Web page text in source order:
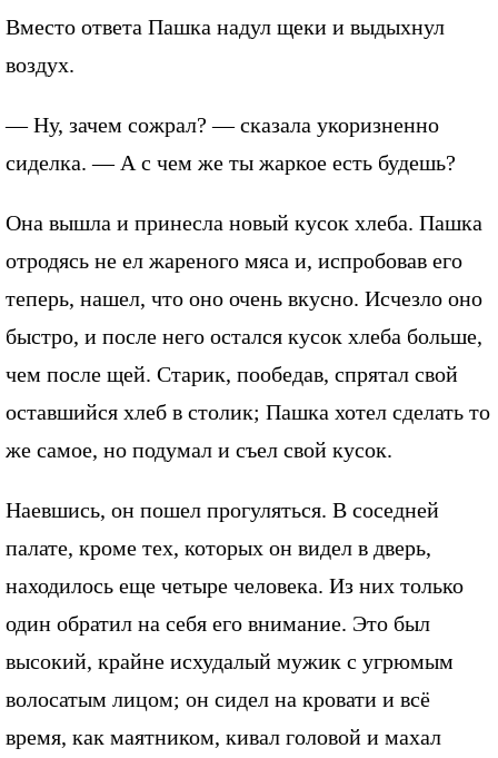
Вместо ответа Пашка надул щеки и выдыхнул
воздух.
— Ну, зачем сожрал? — сказала укоризненно
сиделка. — А с чем же ты жаркое есть будешь?
Она вышла и принесла новый кусок хлеба. Пашка
отродясь не ел жареного мяса и, испробовав его
теперь, нашел, что оно очень вкусно. Исчезло оно
быстро, и после него остался кусок хлеба больше,
чем после щей. Старик, пообедав, спрятал свой
оставшийся хлеб в столик; Пашка хотел сделать то
же самое, но подумал и съел свой кусок.
Наевшись, он пошел прогуляться. В соседней
палате, кроме тех, которых он видел в дверь,
находилось еще четыре человека. Из них только
один обратил на себя его внимание. Это был
высокий, крайне исхудалый мужик с угрюмым
волосатым лицом; он сидел на кровати и всё
время, как маятником, кивал головой и махал